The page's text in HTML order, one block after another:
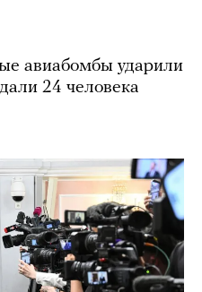
авиабомбы ударили
24 человека